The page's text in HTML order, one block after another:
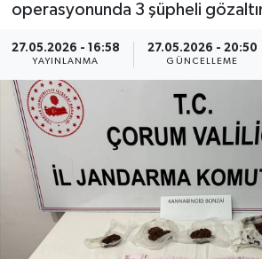
operasyonunda 3 şüpheli
27.05.2026 - 16:58
YAYINLANMA
27.05.2026 - 20:50
GÜNCELLEME